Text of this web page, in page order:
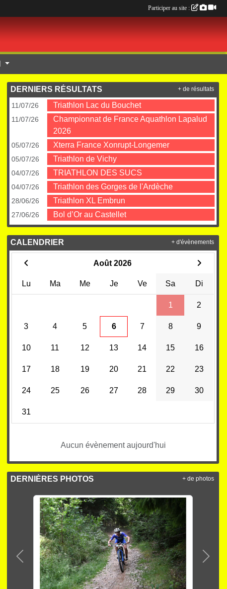
DERNIERS RÉSULTATS
11/07/26 Triathlon Lac du Bouchet
11/07/26
Championnat de France Aquathlon Lapalud
2026
05/07/26 Xterra France Xonrupt-Longemer
05/07/26 Triathlon de Vichy
04/07/26 TRIATHLON DES SUCS
04/07/26 Triathlon des Gorges de l'Ardèche
28/06/26 Triathlon XL Embrun
27/06/26 Bol d’Or au Castellet
+ de résultats
CALENDRIER
Août 2026
Lu Ma Me Je Ve Sa Di
1 2
3 4 5 6 7 8 9
10 11 12 13 14 15 16
17 18 19 20 21 22 23
24 25 26 27 28 29 30
31
Aucun évènement aujourd'hui
+ d'évènements
DERNIÈRES PHOTOS
Précedent
+ de photos
Participer au site :